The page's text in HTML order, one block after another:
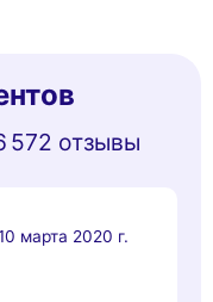
572 oтзывы
марта 2020 г.